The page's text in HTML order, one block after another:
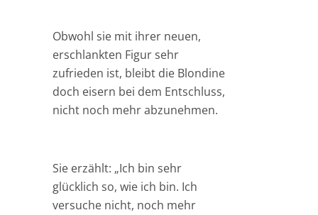
Obwohl sie mit ihrer neuen,
erschlankten Figur sehr
zufrieden ist, bleibt die Blondine
doch eisern bei dem Entschluss,
nicht noch mehr abzunehmen.
Sie erzählt: „Ich bin sehr
glücklich so, wie ich bin. Ich
versuche nicht, noch mehr